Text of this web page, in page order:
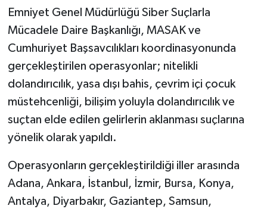
Emniyet Genel Müdürlüğü Siber Suçlarla
Mücadele Daire Başkanlığı, MASAK ve
Cumhuriyet Başsavcılıkları koordinasyonunda
gerçekleştirilen operasyonlar; nitelikli
dolandırıcılık, yasa dışı bahis, çevrim içi çocuk
müstehcenliği, bilişim yoluyla dolandırıcılık ve
suçtan elde edilen gelirlerin aklanması suçlarına
yönelik olarak yapıldı.
Operasyonların gerçekleştirildiği iller arasında
Adana, Ankara, İstanbul, İzmir, Bursa, Konya,
Antalya, Diyarbakır, Gaziantep, Samsun,
Seydiler Haberleri
Taşköprü Haberleri
Tosya Haberleri
Karadeniz Haberleri
Teknoloji Haberleri